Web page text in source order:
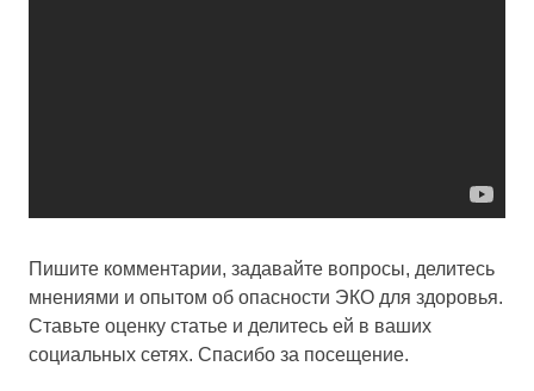
Пишите комментарии, задавайте вопросы, делитесь
мнениями и опытом об опасности ЭКО для здоровья.
Ставьте оценку статье и делитесь ей в ваших
социальных сетях. Спасибо за посещение.